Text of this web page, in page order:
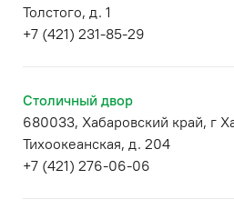
Толстого, д. 1
+7 (421) 231-85-29
Столичный двор
680033, Хабаровский край, г
Тихоокеанская, д. 204
+7 (421) 276-06-06